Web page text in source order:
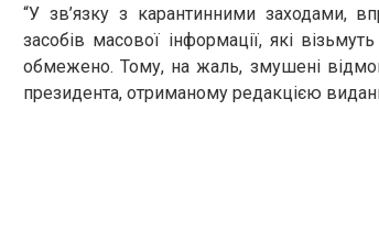
“У зв’язку з карантинними заходами,
засобів масової інформації, які
обмежено. Тому, на жаль, змушені
президента, отриманому редакцією